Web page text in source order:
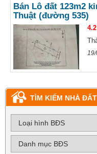
Bán Lô đất 123m2
Thuật (đường 535)
TÌM KIẾM NHÀ ĐẤT